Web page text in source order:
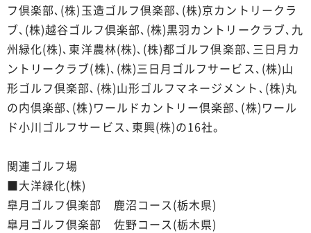
フ倶楽部､(株)玉造ゴルフ倶楽部､(株)京カントリークラ
ブ､(株)越谷ゴルフ倶楽部､(株)黒羽カントリークラブ､九
州緑化(株)､東洋農林(株)､(株)都ゴルフ倶楽部､三日月カ
ントリークラブ(株)､(株)三日月ゴルフサービス､(株)山
形ゴルフ倶楽部､(株)山形ゴルフマネージメント､(株)丸
の内倶楽部､(株)ワールドカントリー倶楽部､(株)ワール
ド小川ゴルフサービス､東興(株)の16社。
関連ゴルフ場
■大洋緑化(株)
皐月ゴルフ倶楽部 鹿沼コース(栃木県)
皐月ゴルフ倶楽部 佐野コース(栃木県)